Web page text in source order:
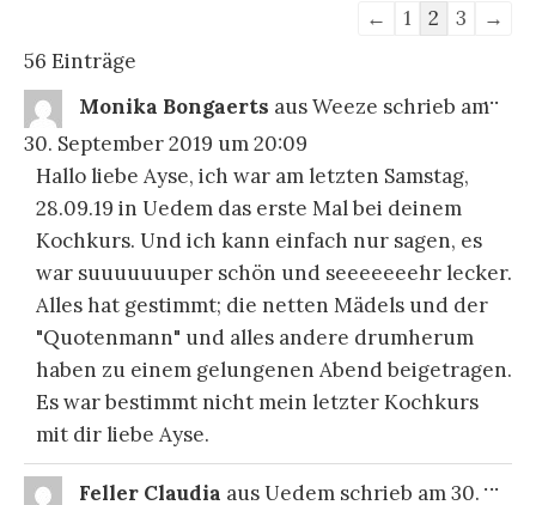
Navigation
← 1 2 3
→
56 Einträge
Monika Bongaerts ausWeeze schrieb am
30. September 2019 um20:09
Hallo liebe Ayse, ich war am letzten Samstag,
28.09.19 in Uedem das erste Mal bei deinem
Kochkurs. Und ich kann einfach nur sagen, es
war suuuuuuuper schön und seeeeeeehr lecker.
Alles hat gestimmt; die netten Mädels und der
"Quotenmann" und alles andere drumherum
haben zu einem gelungenen Abend beigetragen.
Es war bestimmt nicht mein letzter Kochkurs
mit dir liebe Ayse.
...
Feller Claudia ausUedem schrieb am30. ...